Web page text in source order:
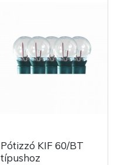
Pótizzó KIF 60/BT
típushoz